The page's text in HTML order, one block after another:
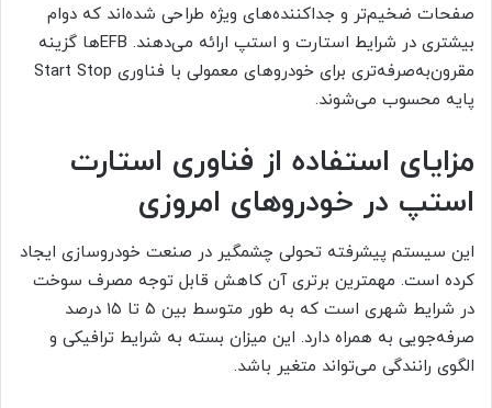
صفحات ضخیم‌تر و جداکننده‌های ویژه طراحی شده‌اند که دوام
بیشتری در شرایط استارت و استپ ارائه می‌دهند. EFB‌ها گزینه
مقرون‌به‌صرفه‌تری برای خودروهای معمولی با فناوری Start Stop
پایه محسوب می‌شوند.
مزایای استفاده از فناوری استارت
استپ در خودروهای امروزی
این سیستم پیشرفته تحولی چشمگیر در صنعت خودروسازی ایجاد
کرده است. مهمترین برتری آن کاهش قابل توجه مصرف سوخت
در شرایط شهری است که به طور متوسط بین ۵ تا ۱۵ درصد
صرفه‌جویی به همراه دارد. این میزان بسته به شرایط ترافیکی و
الگوی رانندگی می‌تواند متغیر باشد.